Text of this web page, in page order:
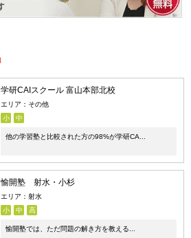
学研CAIスクール 富山本部北校
エリア：その他
小
中
他の学習塾と比較された方の98%が学研CA...
愉開塾 射水・小杉
エリア：射水
小
中 高
愉開塾では、ただ問題の解き方を教える...